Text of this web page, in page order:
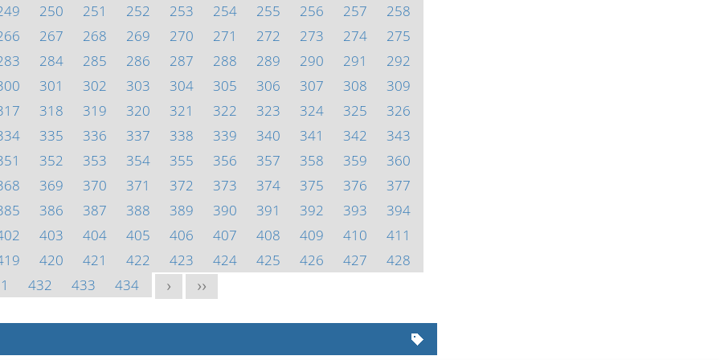
250 251 252 253 254 255 256 257
258
267 268 269 270 271 272 273 274
275
284 285 286 287 288 289 290 291
292
301 302 303 304 305 306 307 308
309
318 319 320 321 322 323 324 325
326
335 336 337 338 339 340 341 342
343
352 353 354 355 356 357 358 359
360
369 370 371 372 373 374 375 376
377
386 387 388 389 390 391 392 393
394
403 404 405 406 407 408 409 410
411
420 421 422 423 424 425 426 427
428
432 433 434 > >>